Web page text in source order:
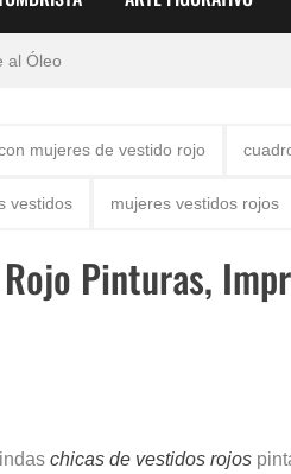
al Óleo
de Febrero
A Lápiz, Biryulina Vita
Más Bellas del Mundo
mujeres de vestido rojo
vestidos mujeres vestidos rojos
Pinturas,
chicas de vestidos rojos